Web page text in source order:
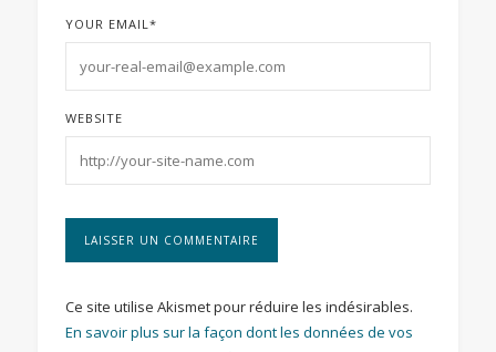
YOUR EMAIL *
WEBSITE
Ce site utilise Akismet pour réduire les indésirables.
En savoir plus sur la façon dont les données de vos